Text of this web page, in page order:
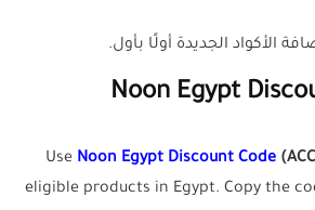
الأكواد الجديدة أولًا بأول.
Noon Egypt
Use Noon Egypt Discount Code
eligible products in Egypt. Copy the